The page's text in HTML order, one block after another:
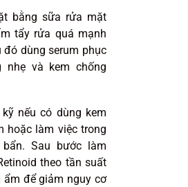
bằng sữa rửa mặt
tẩy rửa quá mạnh
đó dùng serum phục
nhẹ và kem chống
nếu có dùng kem
hoặc làm việc trong
Sau bước làm
theo tần suất
ẩm để giảm nguy cơ